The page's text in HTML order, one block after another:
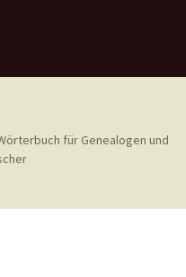
für Genealogen und